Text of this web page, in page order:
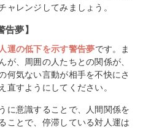
ャレンジしてみましょう。
夢】
運の低下を示す警告夢です。ま
が、周囲の人たちとの関係が、
何気ない言動が相手を不快にさ
直すようにしてください。
に意識することで、人間関係を
ことで、停滞している対人運は